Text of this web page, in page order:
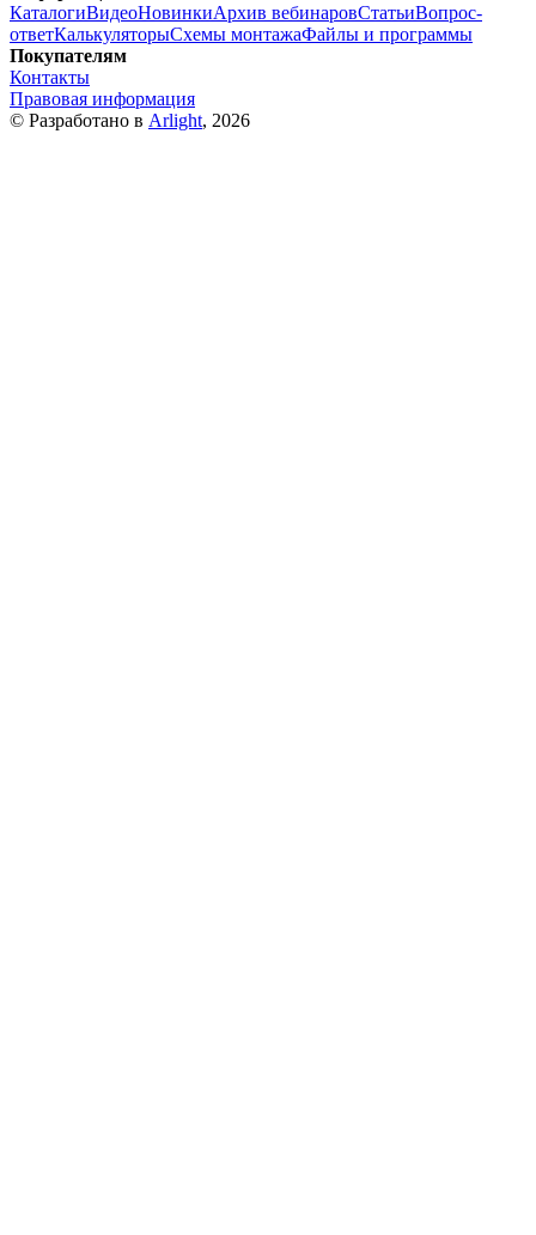
КаталогиВидеоНовинкиАрхив вебинаровСтатьиВопрос-
ответКалькуляторыСхемы монтажаФайлы и программы
Покупателям
Контакты
Правовая информация
© Разработано в Arlight, 2026